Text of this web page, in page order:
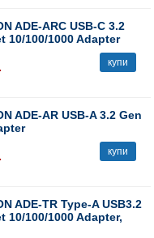
ADE-ARC USB-C 3.2
10/100/1000 Adapter
купи
ADE-AR USB-A 3.2 Gen
купи
ADE-TR Type-A USB3.2
10/100/1000 Adapter,